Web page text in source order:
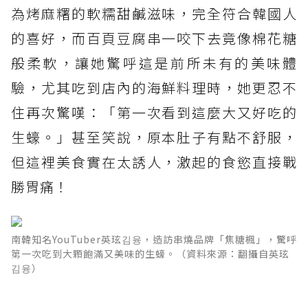
為烤麻糬的軟糯甜鹹滋味，完全符合韓國人
的喜好，而百頁豆腐串一咬下去竟像棉花糖
般柔軟，讓她驚呼這是前所未有的美味體
驗，尤其吃到店內的海鮮料理時，她更忍不
住再次驚嘆：「第一次看到這麼大又好吃的
生蠔。」甚至笑說，原本肚子有點不舒服，
但這裡美食實在太誘人，激起的食慾直接戰
勝胃痛！
南韓知名YouTuber英玹김융，造訪串燒品牌「焦糖楓」，驚呼
第一次吃到大顆飽滿又美味的生蠔。（資料來源：翻攝自英玹
김융）